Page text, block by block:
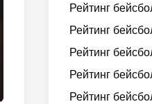
Рейтинг
Рейтинг
Рейтинг
Рейтинг
Рейтинг